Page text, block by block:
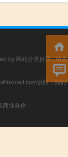
by 网站分类目录|精选
说明，我们
商业合作